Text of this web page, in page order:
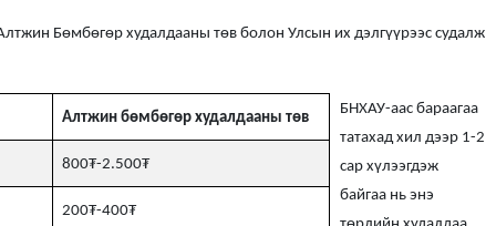
Бөмбөгөр худалдааны төв болон Улсын их дэлгүүрээс судалж
Алтжин бөмбөгөр худалдааны төв
800₮-2.500₮
200₮-400₮
БНХАУ-аас бараагаа
татахад хил дээр 1-2
сар хүлээгдэж
байгаа нь энэ